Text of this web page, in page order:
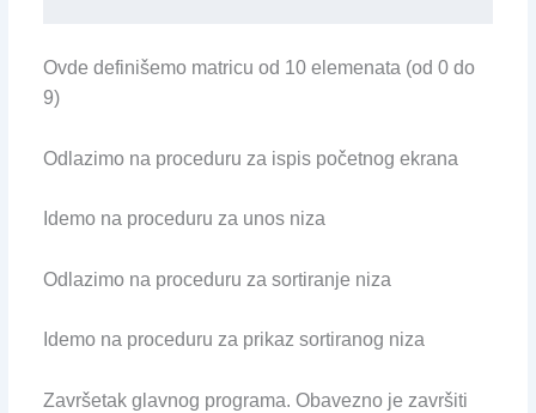
Ovde definišemo matricu od 10 elemenata (od 0 do
9)
Odlazimo na proceduru za ispis početnog ekrana
Idemo na proceduru za unos niza
Odlazimo na proceduru za sortiranje niza
Idemo na proceduru za prikaz sortiranog niza
Završetak glavnog programa. Obavezno je završiti